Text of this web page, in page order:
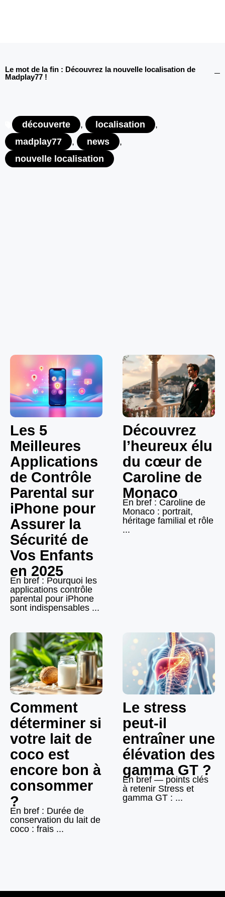
Le mot de la fin : Découvrez la nouvelle localisation de
Madplay77 !
découverte , localisation
,
madplay77
, news
,
nouvelle localisation
Les 5
Meilleures
Applications
de Contrôle
Parental sur
iPhone pour
Assurer la
Sécurité de
Vos Enfants
en 2025
En bref : Pourquoi les
applications contrôle
parental pour iPhone
sont indispensables ...
Découvrez
l’heureux élu
du cœur de
Caroline de
Monaco
En bref : Caroline de
Monaco : portrait,
héritage familial et rôle
...
Comment
déterminer si
votre lait de
coco est
encore bon à
consommer
?
En bref : Durée de
conservation du lait de
coco : frais ...
Le stress
peut-il
entraîner une
élévation des
gamma GT ?
En bref — points clés
à retenir Stress et
gamma GT : ...